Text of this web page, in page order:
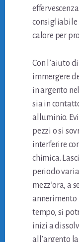
consigliabile
calore per
Con l’aiuto
immergere
in argento
sia in
alluminio.
pezzi o si
interferire
chimica.
periodo
mezz’ora, a
annerimento
tempo, si
inizi a
all’argento